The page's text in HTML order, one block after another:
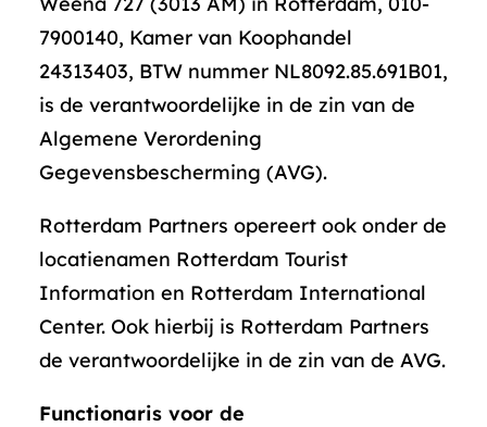
7900140, Kamer van Koophandel
24313403, BTW nummer NL8092.85.691B01,
is de verantwoordelijke in de zin van de
Algemene Verordening
Gegevensbescherming (AVG).
Rotterdam Partners opereert ook onder de
locatienamen Rotterdam Tourist
Information en Rotterdam International
Center. Ook hierbij is Rotterdam Partners
de verantwoordelijke in de zin van de AVG.
Functionaris voor de